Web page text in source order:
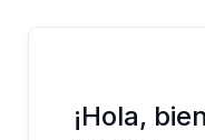
¡Hola,